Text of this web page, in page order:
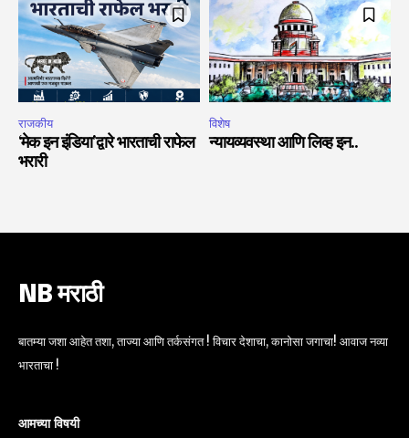
राजकीय
‘मेक इन इंडिया’द्वारे भारताची राफेल
भरारी
विशेष
न्यायव्यवस्था आणि लिव्ह इन..
NB मराठी
बातम्या जशा आहेत तशा, ताज्या आणि तर्कसंगत ! विचार देशाचा, कानोसा जगाचा! आवाज नव्या
भारताचा !
आमच्या विषयी